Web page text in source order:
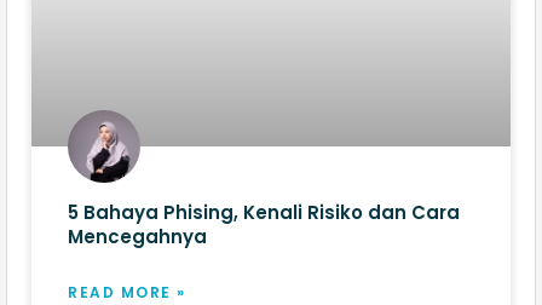
5 Bahaya Phising, Kenali Risiko dan Cara
Mencegahnya
READ MORE »